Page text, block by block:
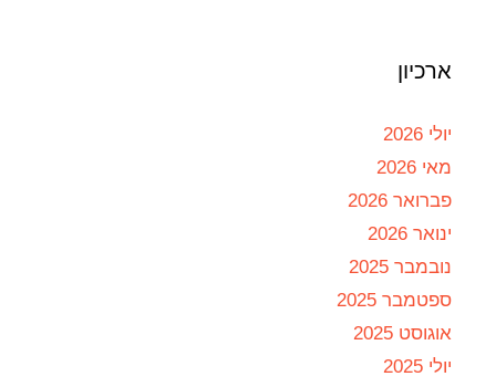
ארכיון
יולי 2026
מאי 2026
פברואר 2026
ינואר 2026
נובמבר 2025
ספטמבר 2025
אוגוסט 2025
יולי 2025